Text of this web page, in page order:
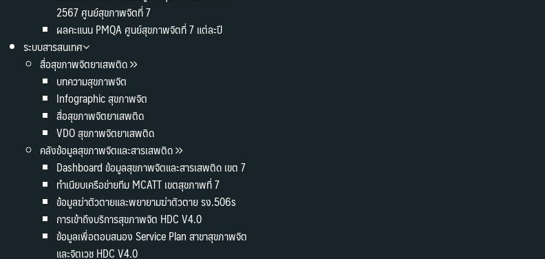
2567 ศูนย์สุขภาพจิตที่ 7
ผลคะแนน PMQA ศูนย์สุขภาพจิตที่ 7 แต่ละปี
ระบบสารสนเทศ
สื่อสุขภาพจิตยาเสพติด
บทความสุขภาพจิต
Infographic สุขภาพจิต
สื่อสุขภาพจิตยาเสพติด
VDO สุขภาพจิตยาเสพติด
คลังข้อมูลสุขภาพจิตและสารเสพติด
Dashboard ข้อมูลสุขภาพจิตและสารเสพติด เขต 7
ทำเนียบเครือข่ายทีม MCATT เขตสุขภาพที่ 7
ข้อมูลฆ่าตัวตายและพยายามฆ่าตัวตาย รง.506s
การเข้าถึงบริการสุขภาพจิต HDC V4.0
ข้อมูลเพื่อตอบสนอง Service Plan สาขาสุขภาพจิต
และจิตเวช HDC V4.0